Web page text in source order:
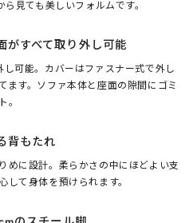
見ても美しいフォルムです。
がすべて取り外し可能
可能。カバーはファスナー式で外し
ます。ソファ本体と座面の隙間にゴミ
。
背もたれ
めに設計。柔らかさの中にほどよい支
て身体を預けられます。